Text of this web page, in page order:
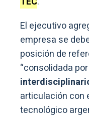
El ejecutivo
empresa se
posición de
“consolidada
articulación con
tecnológico